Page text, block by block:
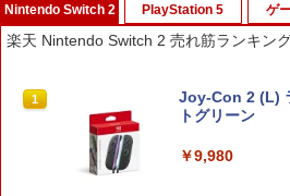
Nintendo Switch 2
楽天 Nintendo Switch 2 売れ筋ランキン
1
Joy-Con 2 (L)
トグリーン
￥9,980
PlayStation 5 ゲ